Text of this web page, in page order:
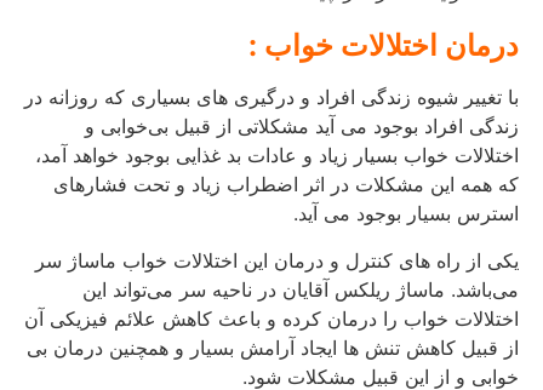
درمان اختلالات خواب :
با تغییر شیوه زندگی افراد و درگیری‌ های بسیاری که روزانه در
زندگی افراد بوجود می آید مشکلاتی از قبیل بی‌خوابی و
اختلالات خواب بسیار زیاد و عادات بد غذایی بوجود خواهد آمد،
که همه این مشکلات در اثر اضطراب زیاد و تحت فشارهای
استرس بسیار بوجود می آید.
یکی از راه‌ های کنترل و درمان این اختلالات خواب ماساژ سر
می‌باشد. ماساژ ریلکس آقایان در ناحیه سر می‌تواند این
اختلالات خواب را درمان کرده و باعث کاهش علائم فیزیکی آن
از قبیل کاهش تنش‌ ها ایجاد آرامش بسیار و همچنین درمان بی‌
خوابی و از این قبیل مشکلات شود.